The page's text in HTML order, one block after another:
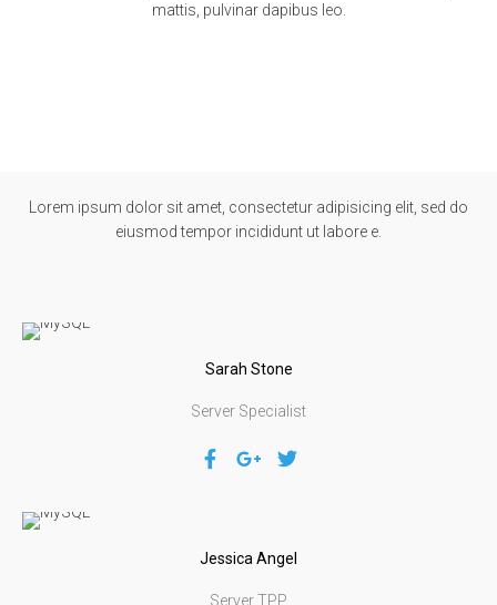
mattis, pulvinar dapibus leo.
Lorem ipsum dolor sit amet, consectetur adipisicing elit, sed do
eiusmod tempor incididunt ut labore e.
Sarah Stone
Server Specialist
Jessica Angel
Server TPP